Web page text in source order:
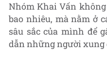
Nhóm Khai Vấn
bao nhiêu, mà nằm ở
sâu sắc của mình để
dẫn những người xung